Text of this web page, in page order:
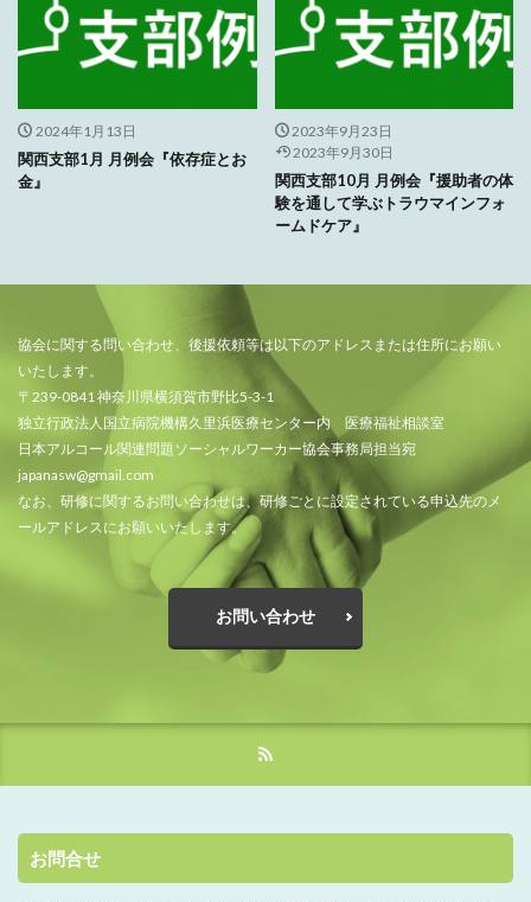
2024年1月13日
関西支部1月 月例会『依存症とお
金』
2023年9月23日
2023年9月30日
関西支部10月 月例会『援助者の体
験を通して学ぶトラウマインフォ
ームドケア』
協会に関する問い合わせ、後援依頼等は以下のアドレスまたは住所にお願い
いたします。
〒239-0841 神奈川県横須賀市野比5-3-1
独立行政法人国立病院機構久里浜医療センター内 医療福祉相談室
日本アルコール関連問題ソーシャルワーカー協会事務局担当宛
japanasw@gmail.com
なお、研修に関するお問い合わせは、研修ごとに設定されている申込先のメ
ールアドレスにお願いいたします。
お問い合わせ
お問合せ